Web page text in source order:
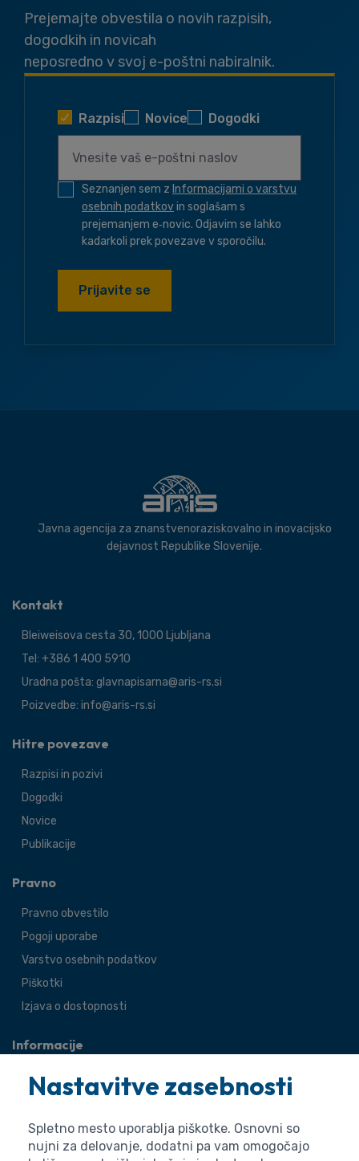
Prejemajte obvestila o novih razpisih,
dogodkih in novicah
neposredno v svoj e-poštni nabiralnik.
Razpisi Novice Dogodki
Seznanjen sem z Informacijami o varstvu
osebnih podatkovin soglašam s
prejemanjem e‑novic. Odjavim se lahko
kadarkoli prek povezave v sporočilu.
Prijavite se
Javna agencija za znanstvenoraziskovalno in inovacijsko
dejavnost Republike Slovenije.
Kontakt
Bleiweisova cesta 30, 1000 Ljubljana
Tel: +386 1 400 5910
Uradna pošta: glavnapisarna@aris-rs.si
Poizvedbe: info@aris-rs.si
Hitre povezave
Razpisi in pozivi
Dogodki
Novice
Publikacije
Pravno
Pravno obvestilo
Pogoji uporabe
Varstvo osebnih podatkov
Piškotki
Izjava o dostopnosti
Informacije
O agenciji
Splošne zadeve
Pravne zadeve
Nastavitve zasebnosti
Spletno mesto uporablja piškotke. Osnovni so
nujni za delovanje, dodatni pa vam omogočajo